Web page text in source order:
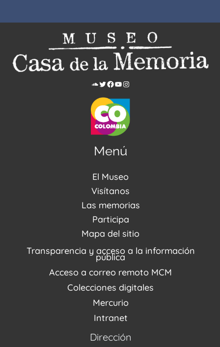
Menú
El Museo
Acerca de nosotros
Noticias
PQRSDF
Visítanos
Visítanos
Reserva tus espacios
Agenda / Programación
Recorridos Virtuales
Las memorias
Centro de Recursos
Repositorio (MUSEO / CASA / MEMORIA)
Narrativas del conflicto
Proyectos
Enlaces de memorias
Fondo Editorial
Participa
Estímulos
Mapa del sitio
Transparencia y acceso a la información
pública
Acceso a correo remoto MCM
Colecciones digitales
Mercurio
Intranet
Dirección